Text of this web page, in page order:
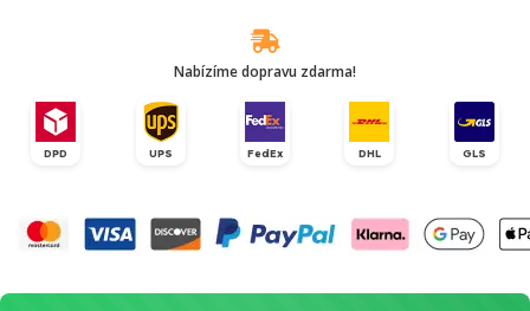
Nabízíme dopravu zdarma!
DPD UPS FedEx DHL GLS